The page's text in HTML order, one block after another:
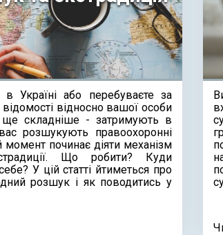
Україні або перебуваєте за
відносно вашої особи
ще складніше - затримують в
розшукують правоохоронні
починає діяти механізм
Що робити? Куди
У цій статті йтиметься про
розшук і як поводитись у